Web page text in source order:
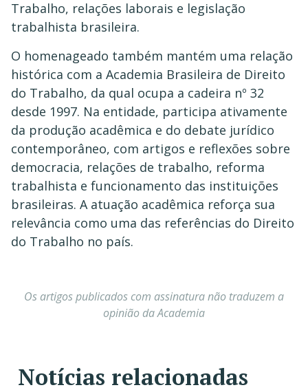
Trabalho, relações laborais e legislação
trabalhista brasileira.
O homenageado também mantém uma relação
histórica com a Academia Brasileira de Direito
do Trabalho, da qual ocupa a cadeira nº 32
desde 1997. Na entidade, participa ativamente
da produção acadêmica e do debate jurídico
contemporâneo, com artigos e reflexões sobre
democracia, relações de trabalho, reforma
trabalhista e funcionamento das instituições
brasileiras. A atuação acadêmica reforça sua
relevância como uma das referências do Direito
do Trabalho no país.
Os artigos publicados com assinatura não traduzem a
opinião da Academia
Notícias relacionadas